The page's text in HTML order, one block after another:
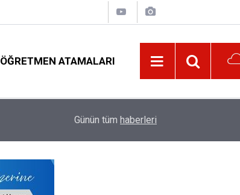
ÖĞRETMEN ATAMALARI
Öğretmenler İçin İmzalana En Yüksek 5
Günün tüm haberleri